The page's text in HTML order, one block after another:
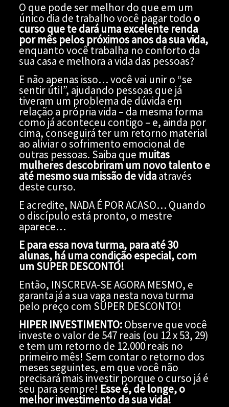
O que pode ser melhor do que em um
único dia de trabalho você pagar todo o
curso que te dará uma excelente renda
por mês pelos próximos anos da sua vida,
enquanto você trabalha no conforto da
sua casa e melhora a vida das pessoas?
E não apenas isso… você vai unir o “se
sentir útil”, ajudando pessoas que já
tiveram um problema de dúvida em
relação a própria vida – da mesma forma
como já aconteceu contigo – e, ainda por
cima, conseguirá ter um retorno material
ao aliviar o sofrimento emocional de
outras pessoas. Saiba que muitas
mulheres descobriram um novo talento e
até mesmo sua missão de vidaatravés
deste curso.
E acredite, NADA É POR ACASO… Quando
o discípulo está pronto, o mestre
aparece…
E para essa nova turma, para até 30
alunas, há uma condição especial, com
um SUPER DESCONTO!
Então, INSCREVA-SE AGORA MESMO, e
garanta já a sua vaga nesta nova turma
pelo preço com SUPER DESCONTO!
HIPER INVESTIMENTO:Observe que você
investe o valor de 547 reais (ou 12 x 53, 29)
e tem um retorno de 12.000 reais no
primeiro mês! Sem contar o retorno dos
meses seguintes, em que você não
precisará mais investir porque o curso já é
seu para sempre! Esse é, de longe, o
melhor investimento da sua vida!